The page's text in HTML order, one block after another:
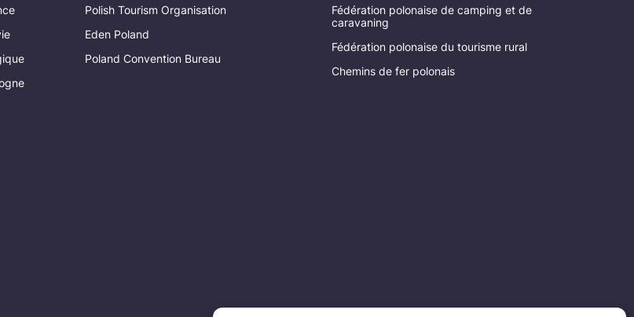
Polish Tourism Organisation
Eden Poland
Poland Convention Bureau
Fédération polonaise de camping et de
caravaning
Fédération polonaise du tourisme rural
Chemins de fer polonais